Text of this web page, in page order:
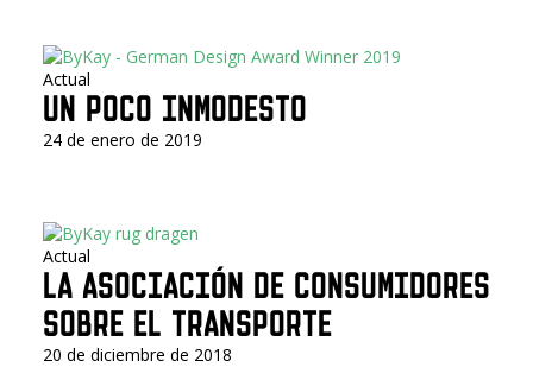
Actual
UN POCO INMODESTO
24 de enero de 2019
Actual
LA ASOCIACIÓN DE CONSUMIDORES
SOBRE EL TRANSPORTE
20 de diciembre de 2018